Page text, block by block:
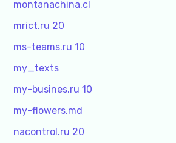
montanachina.cl
mrict.ru 20
ms-teams.ru 10
my_texts
my-busines.ru 10
my-flowers.md
nacontrol.ru 20